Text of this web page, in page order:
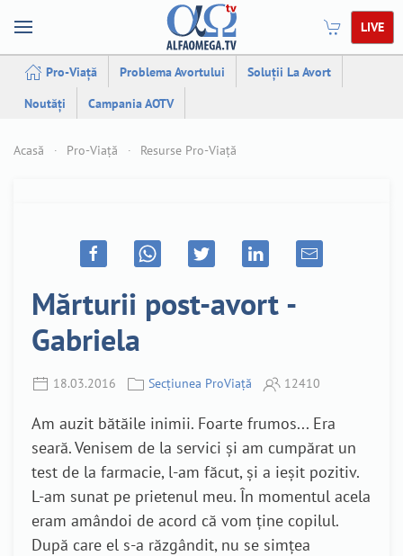
LIVE
Pro-Viață Problema Avortului
Soluții La Avort
Noutăți
Campania AOTV
Acasă Pro-Viață Resurse Pro-Viață
Mărturii post-avort -
Gabriela
18.03.2016 Secțiunea ProViață 12410
Am auzit bătăile inimii. Foarte frumos... Era
seară. Venisem de la servici și am cumpărat un
test de la farmacie, l-am făcut, și a ieșit pozitiv.
L-am sunat pe prietenul meu. În momentul acela
eram amândoi de acord că vom ține copilul.
După care el s-a răzgândit, nu se simțea